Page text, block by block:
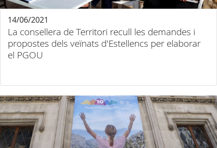
La consellera de Territori recull les demandes i
propostes dels veïnats d'Estellencs per elaborar
el PGOU
14/06/2021